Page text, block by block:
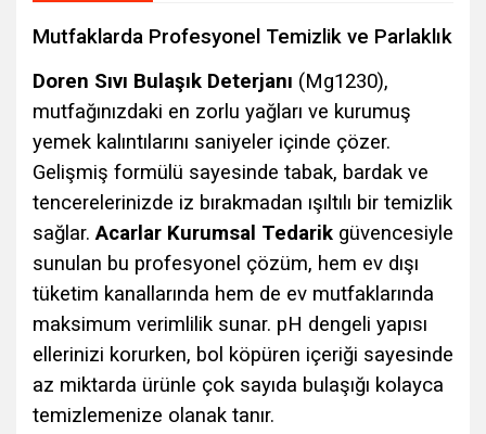
Mutfaklarda Profesyonel Temizlik ve Parlaklık
Doren Sıvı Bulaşık Deterjanı (Mg1230),
mutfağınızdaki en zorlu yağları ve kurumuş
yemek kalıntılarını saniyeler içinde çözer.
Gelişmiş formülü sayesinde tabak, bardak ve
tencerelerinizde iz bırakmadan ışıltılı bir temizlik
sağlar.Acarlar Kurumsal Tedarik güvencesiyle
sunulan bu profesyonel çözüm, hem ev dışı
tüketim kanallarında hem de ev mutfaklarında
maksimum verimlilik sunar. pH dengeli yapısı
ellerinizi korurken, bol köpüren içeriği sayesinde
az miktarda ürünle çok sayıda bulaşığı kolayca
temizlemenize olanak tanır.